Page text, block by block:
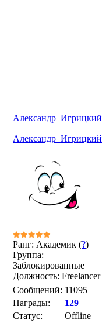
Александр_Игрицкий
Александр_Игрицкий
Ранг: Академик (?)
Группа:
Заблокированные
Должность: Freelancer
Сообщений: 11095
Награды:
129
Статус:
Offline